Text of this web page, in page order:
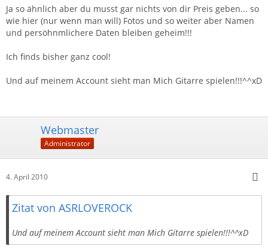
Ja so ähnlich aber du musst gar nichts von dir Preis geben... so
wie hier (nur wenn man will) Fotos und so weiter aber Namen
und persöhnmlichere Daten bleiben geheim!!!
Ich finds bisher ganz cool!
Und auf meinem Account sieht man Mich Gitarre spielen!!!^^xD
Webmaster
Administrator
4. April 2010
Zitat von ASRLOVEROCK
Und auf meinem Account sieht man Mich Gitarre spielen!!!^^xD